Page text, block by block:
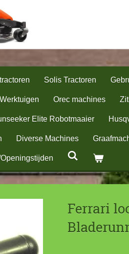
Solis Tractoren
Orec machines
Elite Robotmaaier
Diverse Machines
Ferrari